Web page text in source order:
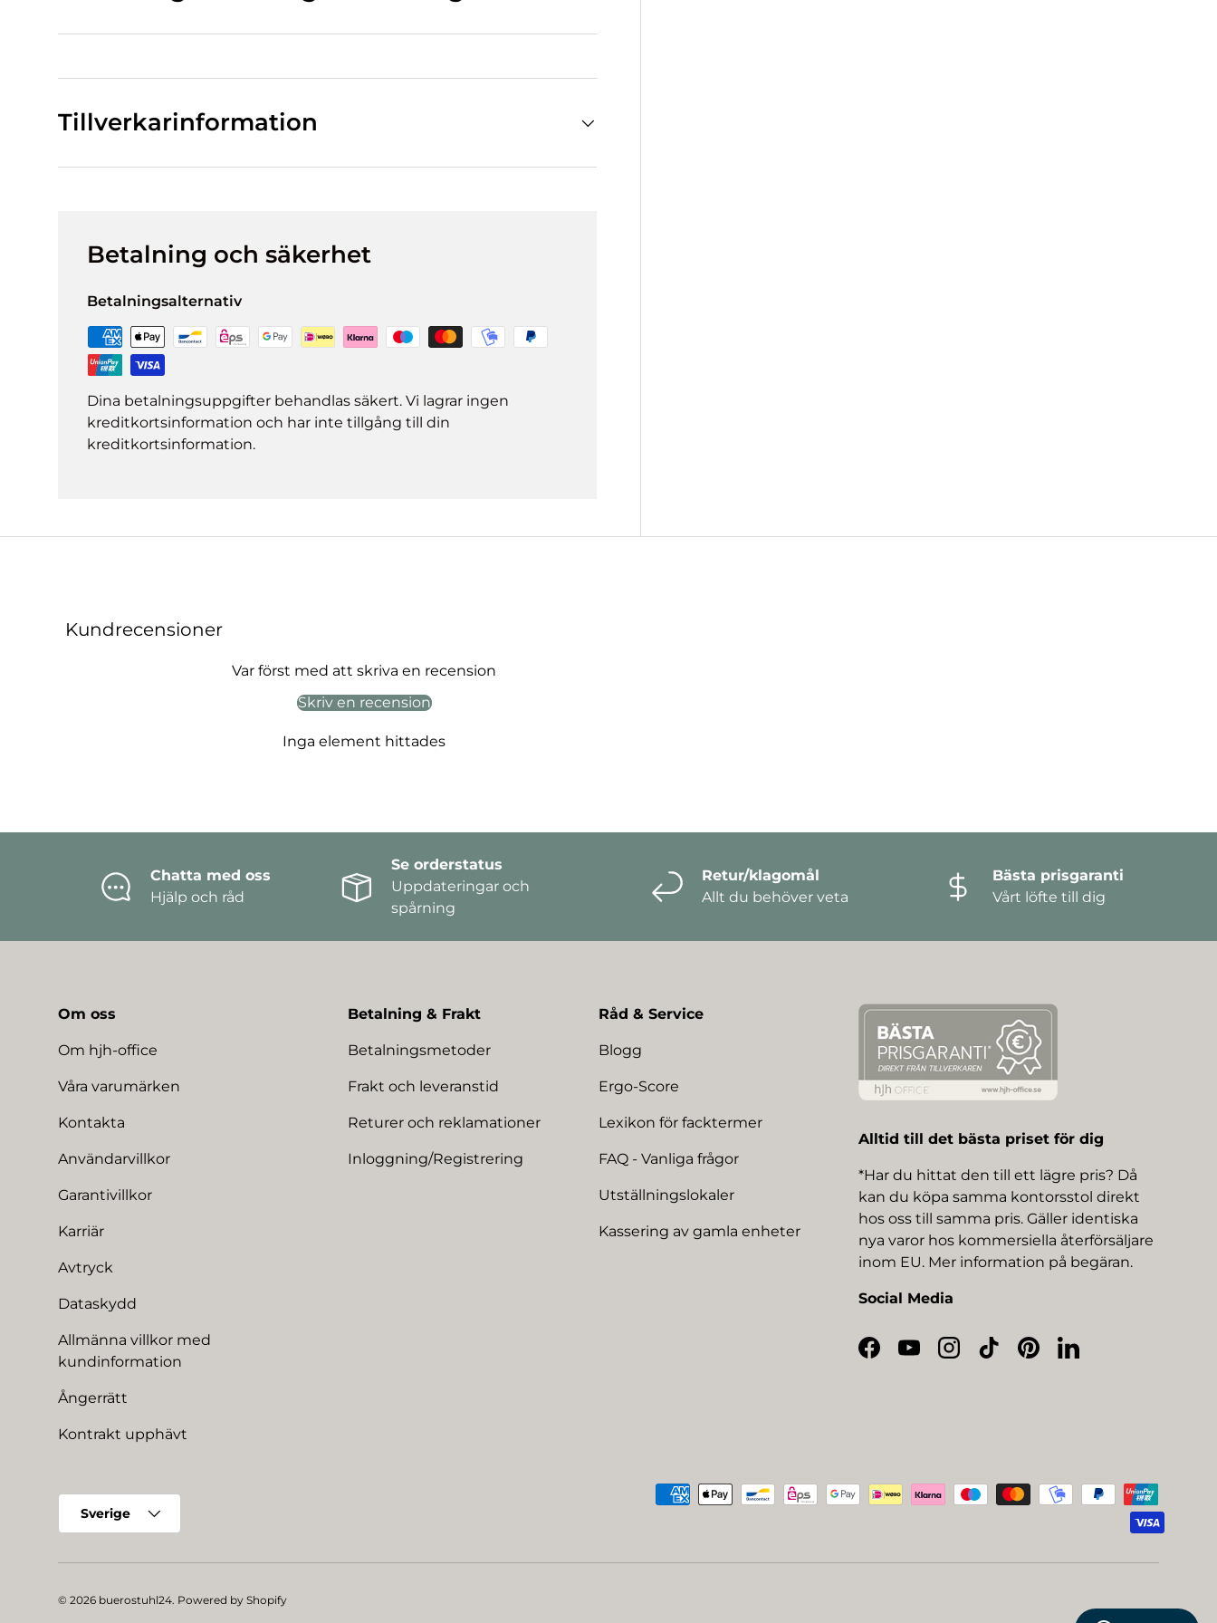
Tillverkarinformation
Betalning och säkerhet
Betalningsalternativ
Dina betalningsuppgifter behandlas säkert. Vi lagrar ingen
kreditkortsinformation och har inte tillgång till din
kreditkortsinformation.
Kundrecensioner
Var först med att skriva en recension
Skriv en recension
Inga element hittades
Chatta med oss
Hjälp och råd
Se orderstatus
Uppdateringar och
spårning
Retur/klagomål
Allt du behöver veta
Bästa prisgaranti
Vårt löfte till dig
Om oss
Om hjh-office
Våra varumärken
Kontakta
Användarvillkor
Garantivillkor
Karriär
Avtryck
Dataskydd
Allmänna villkor med
kundinformation
Ångerrätt
Kontrakt upphävt
Betalning & Frakt
Betalningsmetoder
Frakt och leveranstid
Returer och reklamationer
Inloggning/Registrering
Råd & Service
Blogg
Ergo-Score
Lexikon för facktermer
FAQ - Vanliga frågor
Utställningslokaler
Kassering av gamla enheter
Alltid till det bästa priset för dig
*Har du hittat den till ett lägre pris? Då
kan du köpa samma kontorsstol direkt
hos oss till samma pris. Gäller identiska
nya varor hos kommersiella återförsäljare
inom EU. Mer information på begäran.
Social Media
Facebook
YouTubeInstagram
TikTokPinterestLinkedIn
Betalningsmetoder
Sverige
© 2026 buerostuhl24. Powered by Shopify